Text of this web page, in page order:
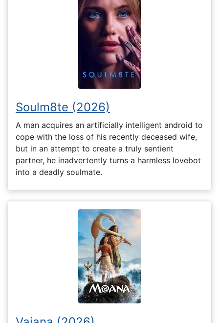
Soulm8te (2026)
A man acquires an artificially intelligent android to
cope with the loss of his recently deceased wife,
but in an attempt to create a truly sentient
partner, he inadvertently turns a harmless lovebot
into a deadly soulmate.